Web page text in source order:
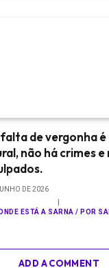
falta de vergonha é
não há crimes e
DE 2026
ESTÁ A SARNA / POR
ADD A COMMENT